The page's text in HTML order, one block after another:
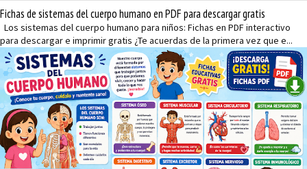
Fichas de sistemas del cuerpo humano en PDF para descargar gratis
Los sistemas del cuerpo humano para niños: Fichas en PDF interactivo
para descargar e imprimir gratis ¿Te acuerdas de la primera vez que e...